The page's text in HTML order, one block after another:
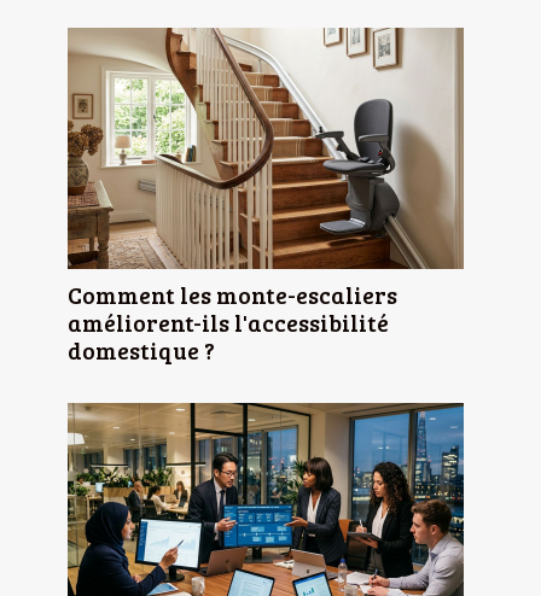
Comment les monte-escaliers
améliorent-ils l'accessibilité
domestique ?